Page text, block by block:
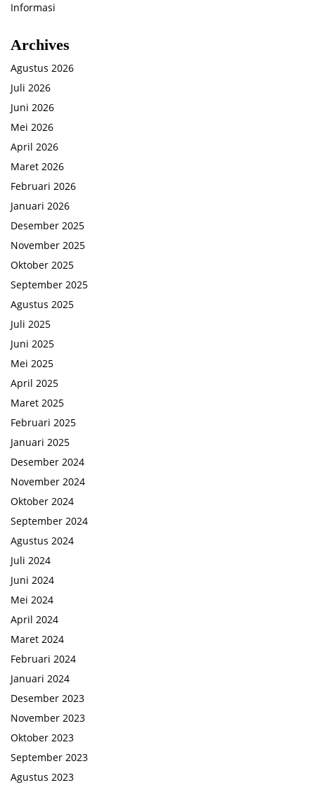
Informasi
Archives
Agustus 2026
Juli 2026
Juni 2026
Mei 2026
April 2026
Maret 2026
Februari 2026
Januari 2026
Desember 2025
November 2025
Oktober 2025
September 2025
Agustus 2025
Juli 2025
Juni 2025
Mei 2025
April 2025
Maret 2025
Februari 2025
Januari 2025
Desember 2024
November 2024
Oktober 2024
September 2024
Agustus 2024
Juli 2024
Juni 2024
Mei 2024
April 2024
Maret 2024
Februari 2024
Januari 2024
Desember 2023
November 2023
Oktober 2023
September 2023
Agustus 2023